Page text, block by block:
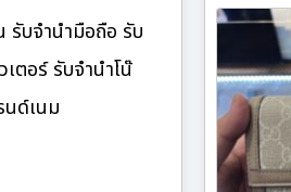
รับจำนำมือถือ รับ
ตอร์ รับจำนำโน๊
นด์เนม